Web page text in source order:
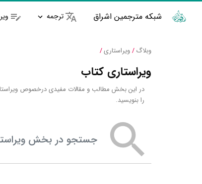
شبکه مترجمین اشراق ترجمه
وبلاگ /ویراستاری/
ویراستاری کتاب
در این بخش مطالب و مقالات مفیدی درخصوص
را بنویسید.